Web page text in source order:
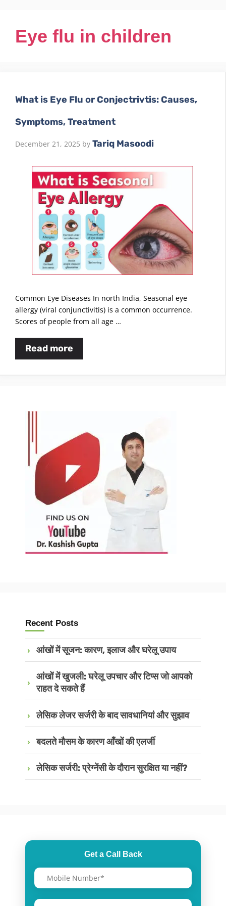
Eye flu in children
What is Eye Flu or Conjectrivtis: Causes,
Symptoms, Treatment
December 21, 2025 by Tariq Masoodi
Common Eye Diseases In north India, Seasonal eye
allergy (viral conjunctivitis) is a common occurrence.
Scores of people from all age …
Read more
Recent Posts
आंखों में सूजन: कारण, इलाज और घरेलू उपाय
आंखों में खुजली: घरेलू उपचार और टिप्स जो आपको
राहत दे सकते हैं
लेसिक लेजर सर्जरी के बाद सावधानियां और सुझाव
बदलते मौसम के कारण आँखों की एलर्जी
लेसिक सर्जरी: प्रेग्नेंसी के दौरान सुरक्षित या नहीं?
Get a Call Back